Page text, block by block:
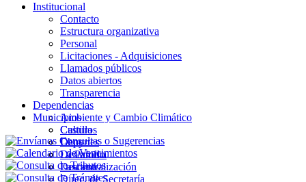
Institucional
Contacto
Estructura organizativa
Personal
Licitaciones - Adquisiciones
Llamados públicos
Datos abiertos
Transparencia
Dependencias
Ambiente y Cambio Climático
Cultura
Deportes
Desarrollo
Descentralización
Direc. de Secretaría
Municipios
Castillos
Chuy
La Paloma
Lascano